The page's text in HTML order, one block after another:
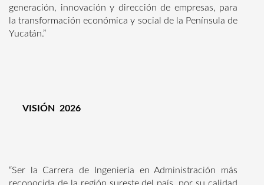
generación, innovación y dirección de empresas, para
la transformación económica y social de la Península de
Yucatán.”
VISIÓN 2026
“Ser la Carrera de Ingeniería en Administración más